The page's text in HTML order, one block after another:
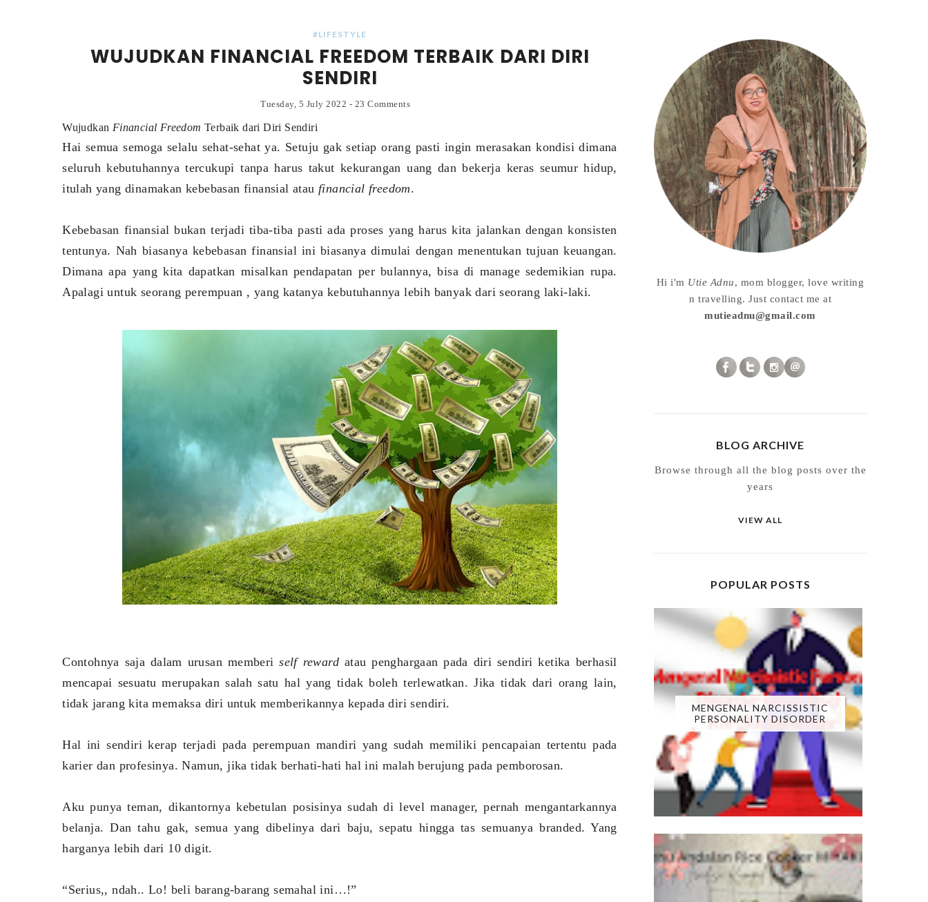
#LIFESTYLE
WUJUDKAN FINANCIAL FREEDOM TERBAIK DARI DIRI
SENDIRI
Tuesday, 5 July 2022 - 23 Comments
Wujudkan Financial Freedom Terbaik dari Diri Sendiri
Hai semua semoga selalu sehat-sehat ya. Setuju gak setiap orang pasti ingin merasakan kondisi dimana
seluruh kebutuhannya tercukupi tanpa harus takut kekurangan uang dan bekerja keras seumur hidup,
itulah yang dinamakan kebebasan finansial atau financial freedom.
Kebebasan finansial bukan terjadi tiba-tiba pasti ada proses yang harus kita jalankan dengan konsisten
tentunya. Nah biasanya kebebasan finansial ini biasanya dimulai dengan menentukan tujuan keuangan.
Dimana apa yang kita dapatkan misalkan pendapatan per bulannya, bisa di manage sedemikian rupa.
Apalagi untuk seorang perempuan , yang katanya kebutuhannya lebih banyak dari seorang laki-laki.
Contohnya saja dalam urusan memberiself reward atau penghargaan pada diri sendiri ketika berhasil
mencapai sesuatu merupakan salah satu hal yang tidak boleh terlewatkan. Jika tidak dari orang lain,
tidak jarang kita memaksa diri untuk memberikannya kepada diri sendiri.
Hal ini sendiri kerap terjadi pada perempuan mandiri yang sudah memiliki pencapaian tertentu pada
karier dan profesinya. Namun, jika tidak berhati-hati hal ini malah berujung pada pemborosan.
Aku punya teman, dikantornya kebetulan posisinya sudah di level manager, pernah mengantarkannya
belanja. Dan tahu gak, semua yang dibelinya dari baju, sepatu hingga tas semuanya branded. Yang
harganya lebih dari 10 digit.
“Serius,, ndah.. Lo! beli barang-barang semahal ini…!”
Hi i'm Utie Adnu, mom blogger, love writing
n travelling. Just contact me at
mutieadnu@gmail.com
BLOG ARCHIVE
Browse through all the blog posts over the
years
VIEW ALL
POPULAR POSTS
MENGENAL NARCISSISTIC
PERSONALITY DISORDER